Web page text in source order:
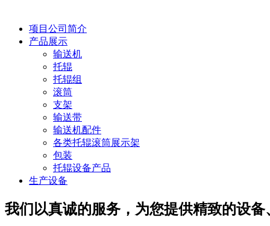
项目公司简介
产品展示
输送机
托辊
托辊组
滚筒
支架
输送带
输送机配件
各类托辊滚筒展示架
包装
托辊设备产品
生产设备
我们以真诚的服务，为您提供精致的设